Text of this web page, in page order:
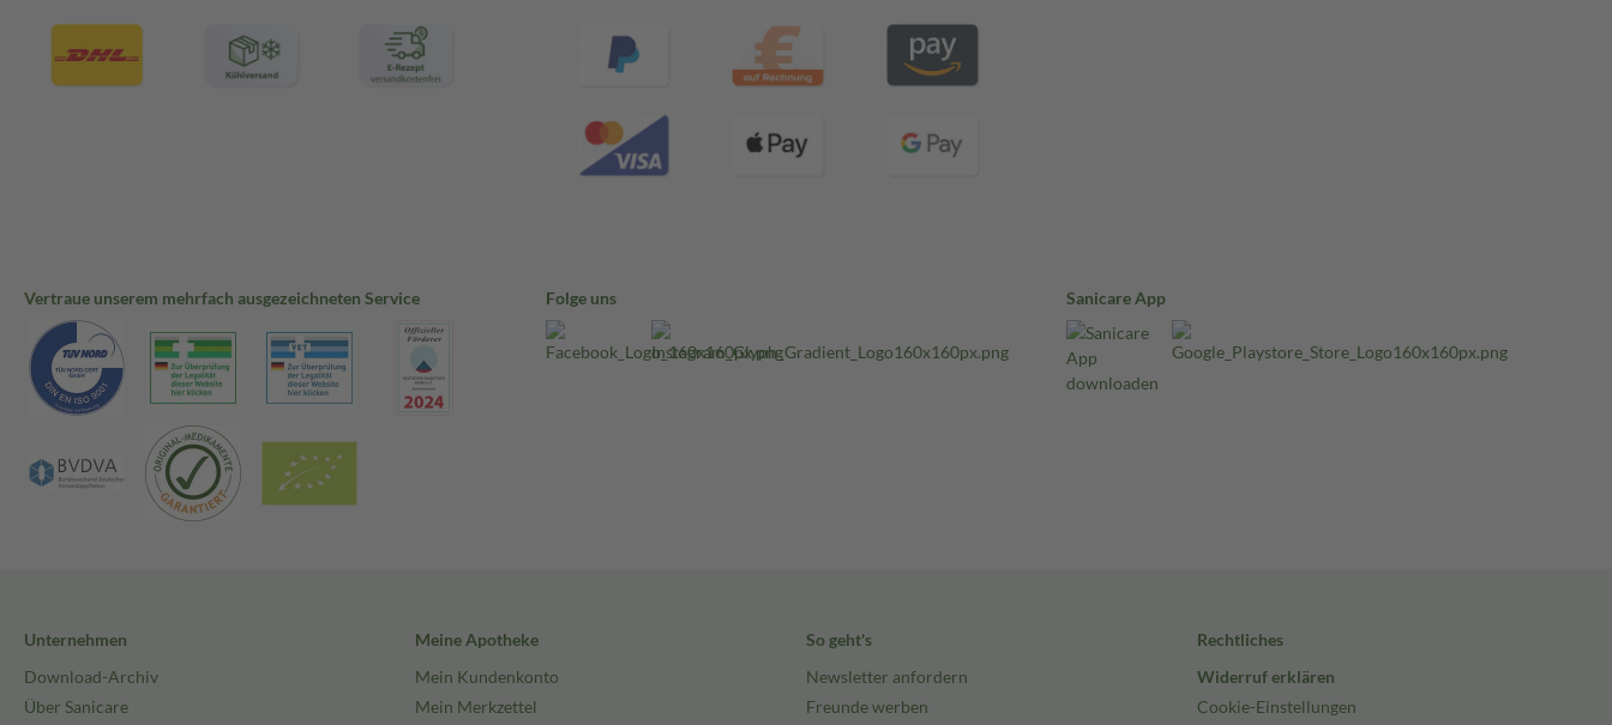
Vertraue unserem mehrfach ausgezeichneten Service Folge uns Sanicare App
Unternehmen
Download-Archiv
Über Sanicare
Meine Apotheke
Mein Kundenkonto
Mein Merkzettel
So geht's
Newsletter anfordern
Freunde werben
Rechtliches
Widerruf erklären
Cookie-Einstellungen